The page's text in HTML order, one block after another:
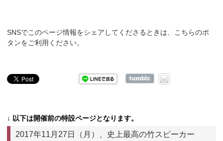
SNSでこのページ情報をシェアしてくださるときは、こちらのボ
タンをご利用ください。
↓ 以下は開催前の特設ページとなります。
2017年11月27日（月）、史上最高の竹スピーカー